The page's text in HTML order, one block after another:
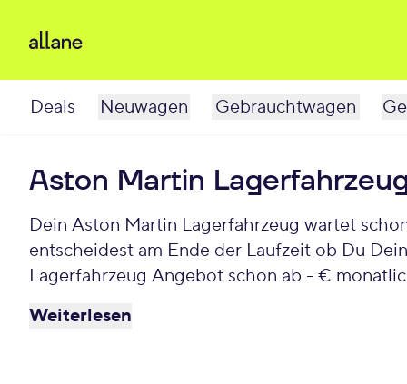
Deals Neuwagen Gebrauchtwagen
Aston Martin
Dein Aston Martin Lagerfahrzeug wartet schon auf Dich. Bei Allane least Du Deinen Aston Martin für einen individuellen Zeitraum und
entscheidest am Ende der Laufzeit ob Du
Lagerfahrzeug Angebot schon ab - €
Weiterlesen